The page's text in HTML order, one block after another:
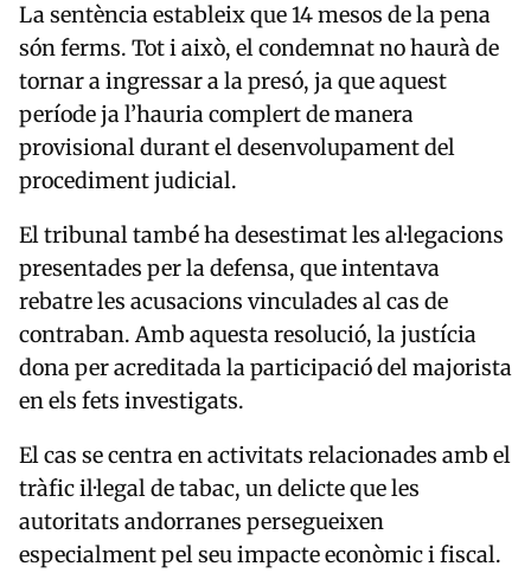
La sentència estableix que 14 mesos de la pena
són ferms. Tot i això, el condemnat no haurà de
tornar a ingressar a la presó, ja que aquest
període ja l’hauria complert de manera
provisional durant el desenvolupament del
procediment judicial.
El tribunal també ha desestimat les al·legacions
presentades per la defensa, que intentava
rebatre les acusacions vinculades al cas de
contraban. Amb aquesta resolució, la justícia
dona per acreditada la participació del majorista
en els fets investigats.
El cas se centra en activitats relacionades amb el
tràfic il·legal de tabac, un delicte que les
autoritats andorranes persegueixen
especialment pel seu impacte econòmic i fiscal.